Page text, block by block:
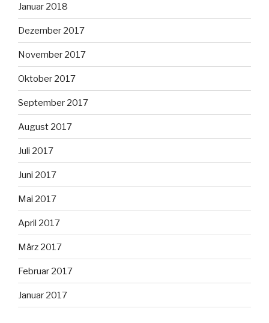
Januar 2018
Dezember 2017
November 2017
Oktober 2017
September 2017
August 2017
Juli 2017
Juni 2017
Mai 2017
April 2017
März 2017
Februar 2017
Januar 2017